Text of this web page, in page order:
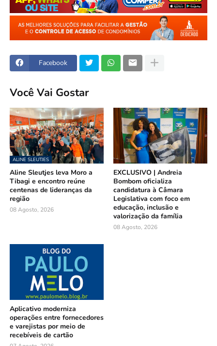
Facebook
Você Vai Gostar
ALINE SLEUTJES
Aline Sleutjes leva Moro a
Tibagi e encontro reúne
centenas de lideranças da
região
08 Agosto, 2026
EXCLUSIVO | Andreia
Bombom oficializa
candidatura à Câmara
Legislativa com foco em
educação, inclusão e
valorização da família
08 Agosto, 2026
Aplicativo moderniza
operações entre fornecedores
e varejistas por meio de
recebíveis de cartão